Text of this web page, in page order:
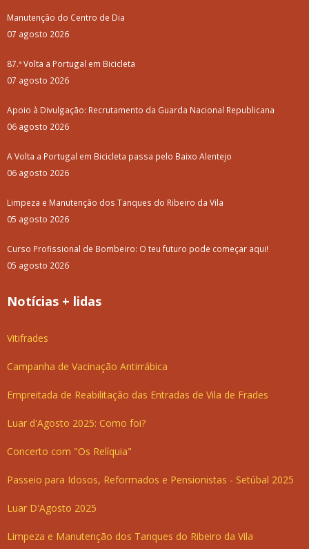
Manutenção do Centro de Dia
07 agosto 2026
87.ª Volta a Portugal em Bicicleta
07 agosto 2026
Apoio à Divulgação: Recrutamento da Guarda Nacional Republicana
06 agosto 2026
A Volta a Portugal em Bicicleta passa pelo Baixo Alentejo
06 agosto 2026
Limpeza e Manutenção dos Tanques do Ribeiro da Vila
05 agosto 2026
Curso Profissional de Bombeiro: O teu futuro pode começar aqui!
05 agosto 2026
Notícias + lidas
Vitifrades
Campanha de Vacinação Antirrábica
Empreitada de Reabilitação das Entradas de Vila de Frades
Luar d'Agosto 2025: Como foi?
Concerto com "Os Relíquia"
Passeio para Idosos, Reformados e Pensionistas - Setúbal 2025
Luar D'Agosto 2025
Limpeza e Manutenção dos Tanques do Ribeiro da Vila